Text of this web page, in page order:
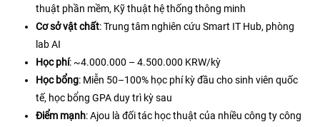
thuật phần mềm, Kỹ thuật hệ thống thông minh
Cơ sở vật chất: Trung tâm nghiên cứu Smart IT Hub, phòng
lab AI
Học phí: ~4.000.000 – 4.500.000 KRW/kỳ
Học bổng: Miễn 50–100% học phí kỳ đầu cho sinh viên quốc
tế, học bổng GPA duy trì kỳ sau
Điểm mạnh: Ajou là đối tác học thuật của nhiều công ty công